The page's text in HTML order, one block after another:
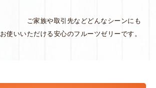
ご家族や取引先などどんなシーンにも
お使いいただける安心のフルーツゼリーです。